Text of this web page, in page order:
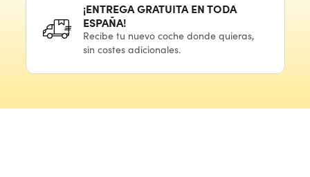
¡ENTREGA GRATUITA EN TODA
ESPAÑA!
Recibe tu nuevocoche donde quieras,
sin costes adicionales.